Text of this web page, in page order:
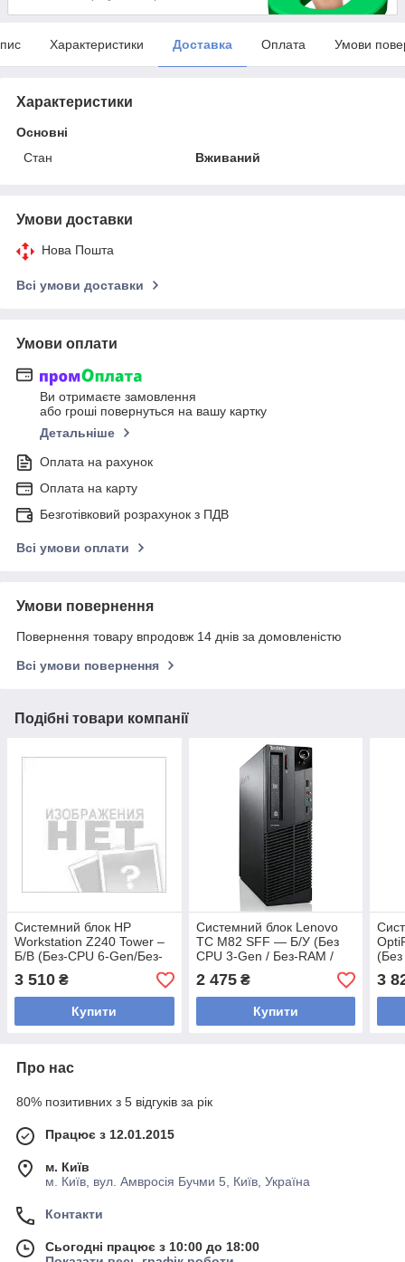
Характеристики Доставка Оплата Умови
Характеристики
Основні
Стан
Вживаний
Умови доставки
Нова Пошта
Всі умови доставки
Умови оплати
Ви отримаєте замовлення
або гроші повернуться на вашу картку
Детальніше
Оплата на рахунок
Оплата на карту
Безготівковий розрахунок з ПДВ
Всі умови оплати
Умови повернення
Повернення товару впродовж 14 днів за домовленістю
Всі умови повернення
Подібні товари компанії
Системний блок HP
Workstation Z240 Tower –
Б/В (Без-CPU 6-Gen/Без-
RAM/Без-HDD/SSD)
3 510 ₴
Купити
Системний блок Lenovo
TC M82 SFF — Б/У (Без
CPU 3-Gen / Без-RAM /
Без-HDD/SSD)
2 475₴
Купити
/
3
Про нас
80% позитивних з 5 відгуків за рік
Працює з 12.01.2015
м. Київ
м. Київ, вул. Амвросія Бучми 5, Київ, Україна
Контакти
Сьогодні працює з 10:00 до 18:00